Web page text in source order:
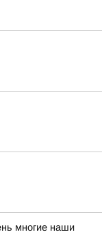
многие наши